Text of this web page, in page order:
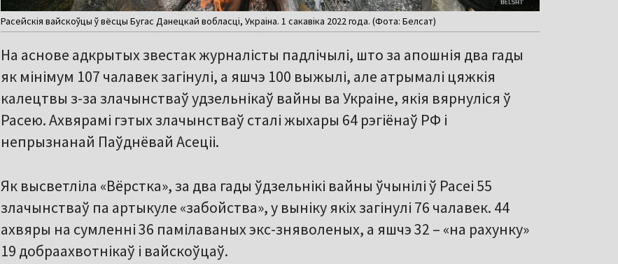
Расейскія вайскоўцы ў вёсцы Бугас Данецкай вобласці, Украіна. 1 сакавіка 2022 года. (Фота: Белсат)
На аснове адкрытых звестак журналісты падлічылі, што за апошнія два гады
як мінімум 107 чалавек загінулі, а яшчэ 100 выжылі, але атрымалі цяжкія
калецтвы з-за злачынстваў удзельнікаў вайны ва Украіне, якія вярнуліся ў
Расею. Ахвярамі гэтых злачынстваў сталі жыхары 64 рэгіёнаў РФ і
непрызнанай Паўднёвай Асеціі.
Як высветліла «Вёрстка», за два гады ўдзельнікі вайны ўчынілі ў Расеі 55
злачынстваў па артыкуле «забойства», у выніку якіх загінулі 76 чалавек. 44
ахвяры на сумленні 36 памілаваных экс-зняволеных, а яшчэ 32 – «на рахунку»
19 добраахвотнікаў і вайскоўцаў.